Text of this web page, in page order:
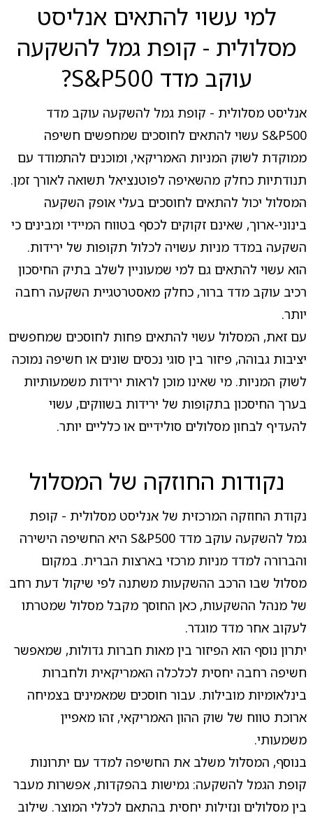
למי עשוי להתאים אנליסט
מסלולית - קופת גמל להשקעה
עוקב מדד S&P500?
אנליסט מסלולית - קופת גמל להשקעה עוקב מדד
S&P500 עשוי להתאים לחוסכים שמחפשים חשיפה
ממוקדת לשוק המניות האמריקאי, ומוכנים להתמודד עם
תנודתיות כחלק מהשאיפה לפוטנציאל תשואה לאורך זמן.
המסלול יכול להתאים לחוסכים בעלי אופק השקעה
בינוני-ארוך, שאינם זקוקים לכסף בטווח המיידי ומבינים כי
השקעה במדד מניות עשויה לכלול תקופות של ירידות.
הוא עשוי להתאים גם למי שמעוניין לשלב בתיק החיסכון
רכיב עוקב מדד ברור, כחלק מאסטרטגיית השקעה רחבה
יותר.
עם זאת, המסלול עשוי להתאים פחות לחוסכים שמחפשים
יציבות גבוהה, פיזור בין סוגי נכסים שונים או חשיפה נמוכה
לשוק המניות. מי שאינו מוכן לראות ירידות משמעותיות
בערך החיסכון בתקופות של ירידות בשווקים, עשוי
להעדיף לבחון מסלולים סולידיים או כלליים יותר.
נקודות החוזקה של המסלול
נקודת החוזקה המרכזית של אנליסט מסלולית - קופת
גמל להשקעה עוקב מדד S&P500 היא החשיפה הישירה
והברורה למדד מניות מרכזי בארצות הברית. במקום
מסלול שבו הרכב ההשקעות משתנה לפי שיקול דעת רחב
של מנהל ההשקעות, כאן החוסך מקבל מסלול שמטרתו
לעקוב אחר מדד מוגדר.
יתרון נוסף הוא הפיזור בין מאות חברות גדולות, שמאפשר
חשיפה רחבה יחסית לכלכלה האמריקאית ולחברות
בינלאומיות מובילות. עבור חוסכים שמאמינים בצמיחה
ארוכת טווח של שוק ההון האמריקאי, זהו מאפיין
משמעותי.
בנוסף, המסלול משלב את החשיפה למדד עם יתרונות
קופת הגמל להשקעה: גמישות בהפקדות, אפשרות מעבר
בין מסלולים ונזילות יחסית בהתאם לכללי המוצר. שילוב